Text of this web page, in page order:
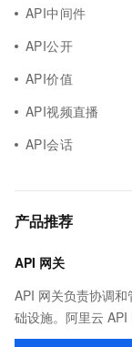
API中间件
API公开
API价值
API视频直播
API会话
产品推荐
API 网关
API 网关负责协调
础设施。阿里云
品。